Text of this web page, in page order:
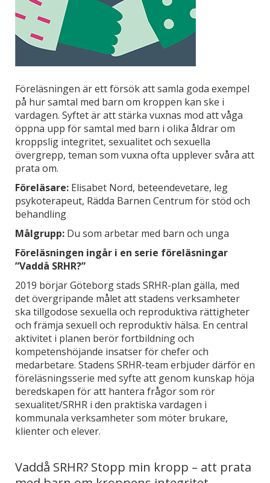
Föreläsningen är ett försök att samla goda exempel
på hur samtal med barn om kroppen kan ske i
vardagen. Syftet är att stärka vuxnas mod att våga
öppna upp för samtal med barn i olika åldrar om
kroppslig integritet, sexualitet och sexuella
övergrepp, teman som vuxna ofta upplever svåra att
prata om.
Föreläsare: Elisabet Nord, beteendevetare, leg
psykoterapeut, Rädda Barnen Centrum för stöd och
behandling
Målgrupp: Du som arbetar med barn och unga
Föreläsningen ingår i en serie föreläsningar
”Vaddå SRHR?”
2019 börjar Göteborg stads SRHR-plan gälla, med
det övergripande målet att stadens verksamheter
ska tillgodose sexuella och reproduktiva rättigheter
och främja sexuell och reproduktiv hälsa. En central
aktivitet i planen berör fortbildning och
kompetenshöjande insatser för chefer och
medarbetare. Stadens SRHR-team erbjuder därför en
föreläsningsserie med syfte att genom kunskap höja
beredskapen för att hantera frågor som rör
sexualitet/SRHR i den praktiska vardagen i
kommunala verksamheter som möter brukare,
klienter och elever.
Vaddå SRHR? Stopp min kropp – att prata